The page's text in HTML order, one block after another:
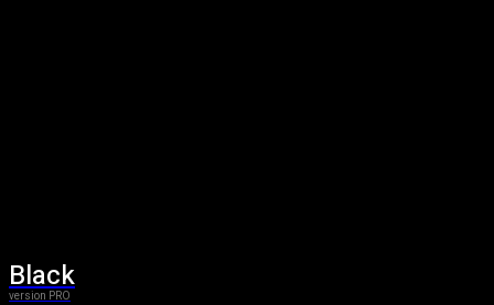
Black
version PRO